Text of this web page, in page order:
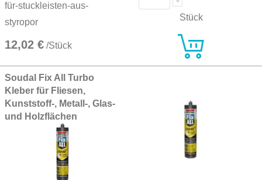
für-stuckleisten-aus-
styropor
12,02 € /Stück
Stück
Soudal Fix All Turbo
Kleber für Fliesen,
Kunststoff-, Metall-, Glas-
und Holzflächen